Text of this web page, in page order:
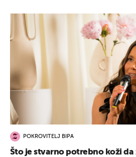
POKROVITELJ BIPA
Što je stvarno potrebno koži da